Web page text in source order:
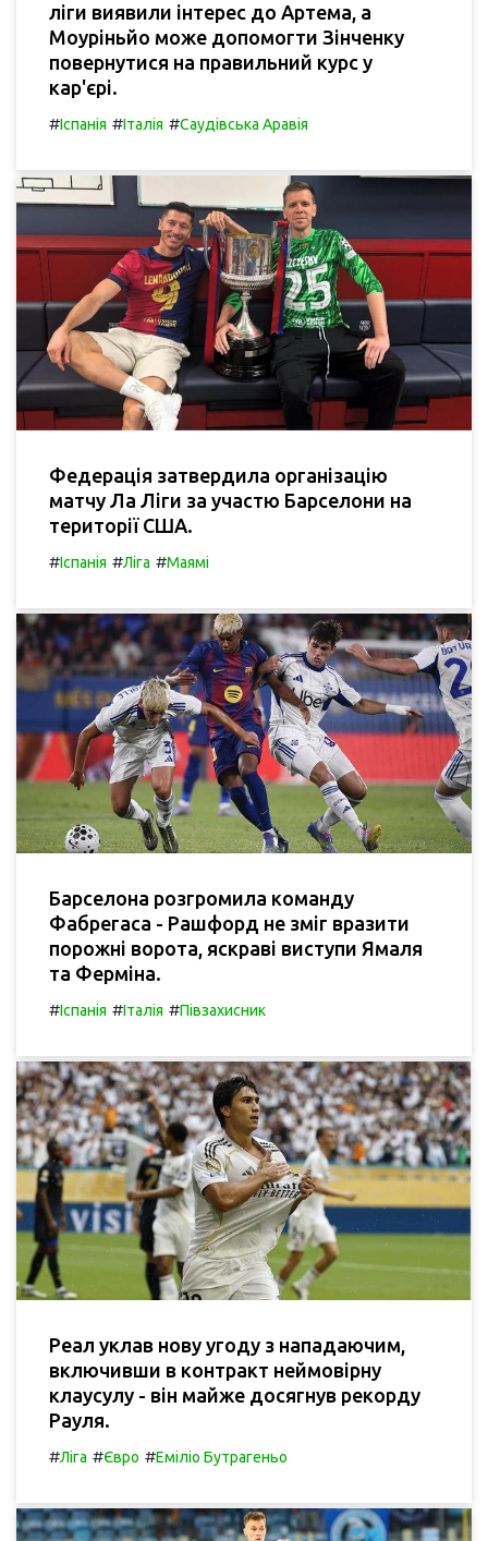
ліги виявили інтерес до Артема, а
Моуріньйо може допомогти Зінченку
повернутися на правильний курс у
кар'єрі.
#Іспанія #Італія #Саудівська Аравія
Федерація затвердила організацію
матчу Ла Ліги за участю Барселони на
території США.
#Іспанія #Ліга #Маямі
Барселона розгромила команду
Фабрегаса - Рашфорд не зміг вразити
порожні ворота, яскраві виступи Ямаля
та Ферміна.
#Іспанія #Італія #Півзахисник
Реал уклав нову угоду з нападаючим,
включивши в контракт неймовірну
клаусулу - він майже досягнув рекорду
Рауля.
#Ліга #Євро #Еміліо Бутрагеньо